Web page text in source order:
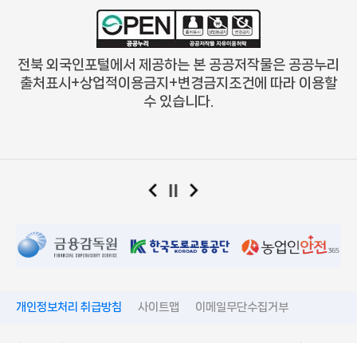
전북 외국인포털에서 제공하는 본 공공저작물은 공공누리
출처표시+상업적이용금지+변경금지 조건에 따라 이용할
수 있습니다.
개인정보처리 취급방침 사이트맵 이메일무단수집거부